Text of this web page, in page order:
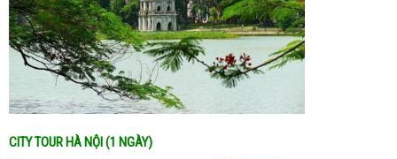
CITY TOUR HÀ NỘI (1 NGÀY)